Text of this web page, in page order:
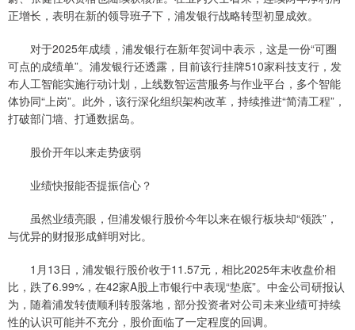
正增长，表明在新的领导班子下，浦发银行战略转型初显成效。
对于2025年成绩，浦发银行在新年贺词中表示，这是一份“可圈
可点的成绩单”。浦发银行还透露，目前该行挂牌510家科技支行，发
布人工智能实施行动计划，上线数智运营服务与作业平台，多个智能
体协同“上岗”。此外，该行深化组织架构改革，持续推进“简清工程”，
打破部门墙、打通数据岛。
股价开年以来走势疲弱
业绩快报能否提振信心？
虽然业绩亮眼，但浦发银行股价今年以来在银行板块却“领跌”，
与优异的财报形成鲜明对比。
1月13日，浦发银行股价收于11.57元，相比2025年末收盘价相
比，跌了6.99%，在42家A股上市银行中表现“垫底”。中金公司研报认
为，随着浦发转债顺利转股落地，部分投资者对公司未来业绩可持续
性的认识可能并不充分，股价面临了一定程度的回调。